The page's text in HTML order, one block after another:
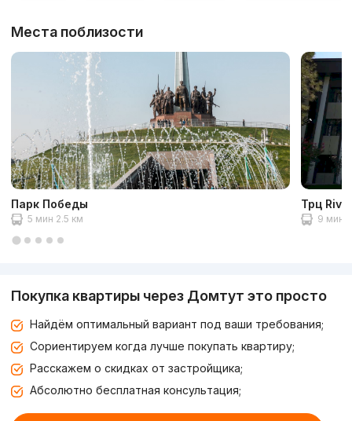
Места поблизости
Парк Победы
5 мин 2.5 км
Трц
9 мин
Покупка квартиры через Домтут это просто
Найдём оптимальный вариант под ваши требования;
Сориентируем когда лучше покупать квартиру;
Расскажем о скидках от застройщика;
Абсолютно бесплатная консультация;